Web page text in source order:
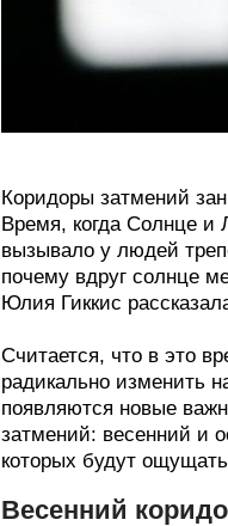
Коридоры затмений
Время, когда Солнце и
вызывало у людей
почему вдруг солнце
Юлия Гиккис
Считается, что в это
радикально изменить
появляются новые
затмений: весенний и
которых будут
Весенний